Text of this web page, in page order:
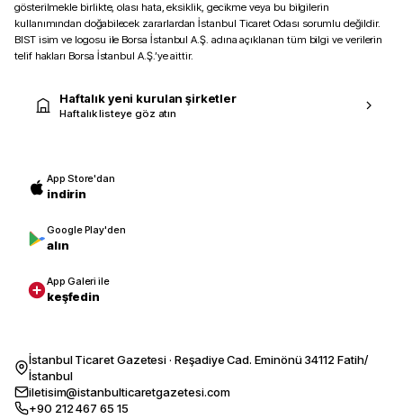
gösterilmekle birlikte, olası hata, eksiklik, gecikme veya bu bilgilerin
kullanımından doğabilecek zararlardan İstanbul Ticaret Odası sorumlu değildir.
BIST isim ve logosu ile Borsa İstanbul A.Ş. adına açıklanan tüm bilgi ve verilerin
telif hakları Borsa İstanbul A.Ş.’ye aittir.
Haftalık yeni kurulan şirketler
Haftalık listeye göz atın
App Store'dan
indirin
Google Play'den
alın
App Galeri ile
keşfedin
İstanbul Ticaret Gazetesi · Reşadiye Cad. Eminönü 34112 Fatih/
İstanbul
iletisim@istanbulticaretgazetesi.com
+90 212 467 65 15